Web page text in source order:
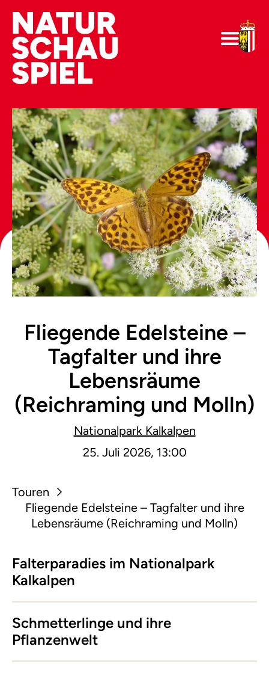
Fliegende Edelsteine –
Tagfalter und ihre
Lebensräume
(Reichraming und Molln)
Nationalpark Kalkalpen
25. Juli 2026, 13:00
Touren
Fliegende Edelsteine – Tagfalter und ihre
Lebensräume (Reichraming und Molln)
Falterparadies im Nationalpark
Kalkalpen
Schmetterlinge und ihre
Pflanzenwelt